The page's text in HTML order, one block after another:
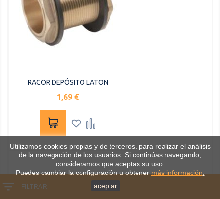
Utilizamos cookies propias y de terceros, para realizar el análisis
de la navegación de los usuarios. Si continúas navegando,
consideramos que aceptas su uso.
Puedes cambiar la configuración u obtener más información
aceptar
FILTRAR
RACOR DEPÓSITO LATON
Precio
1,69 €
 